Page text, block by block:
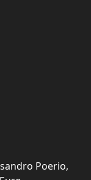
Poerio,